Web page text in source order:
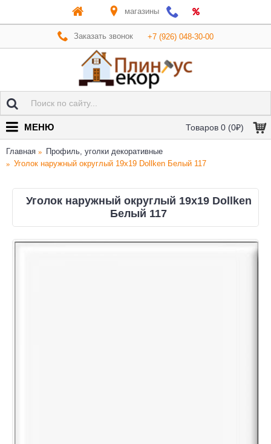
магазины
Заказать звонок +7 (926) 048-30-00
Товаров 0 (0₽)
МЕНЮ
Главная
Профиль, уголки декоративные
Уголок наружный округлый 19х19 Dollken Белый 117
Уголок наружный округлый 19х19 Dollken
Белый 117